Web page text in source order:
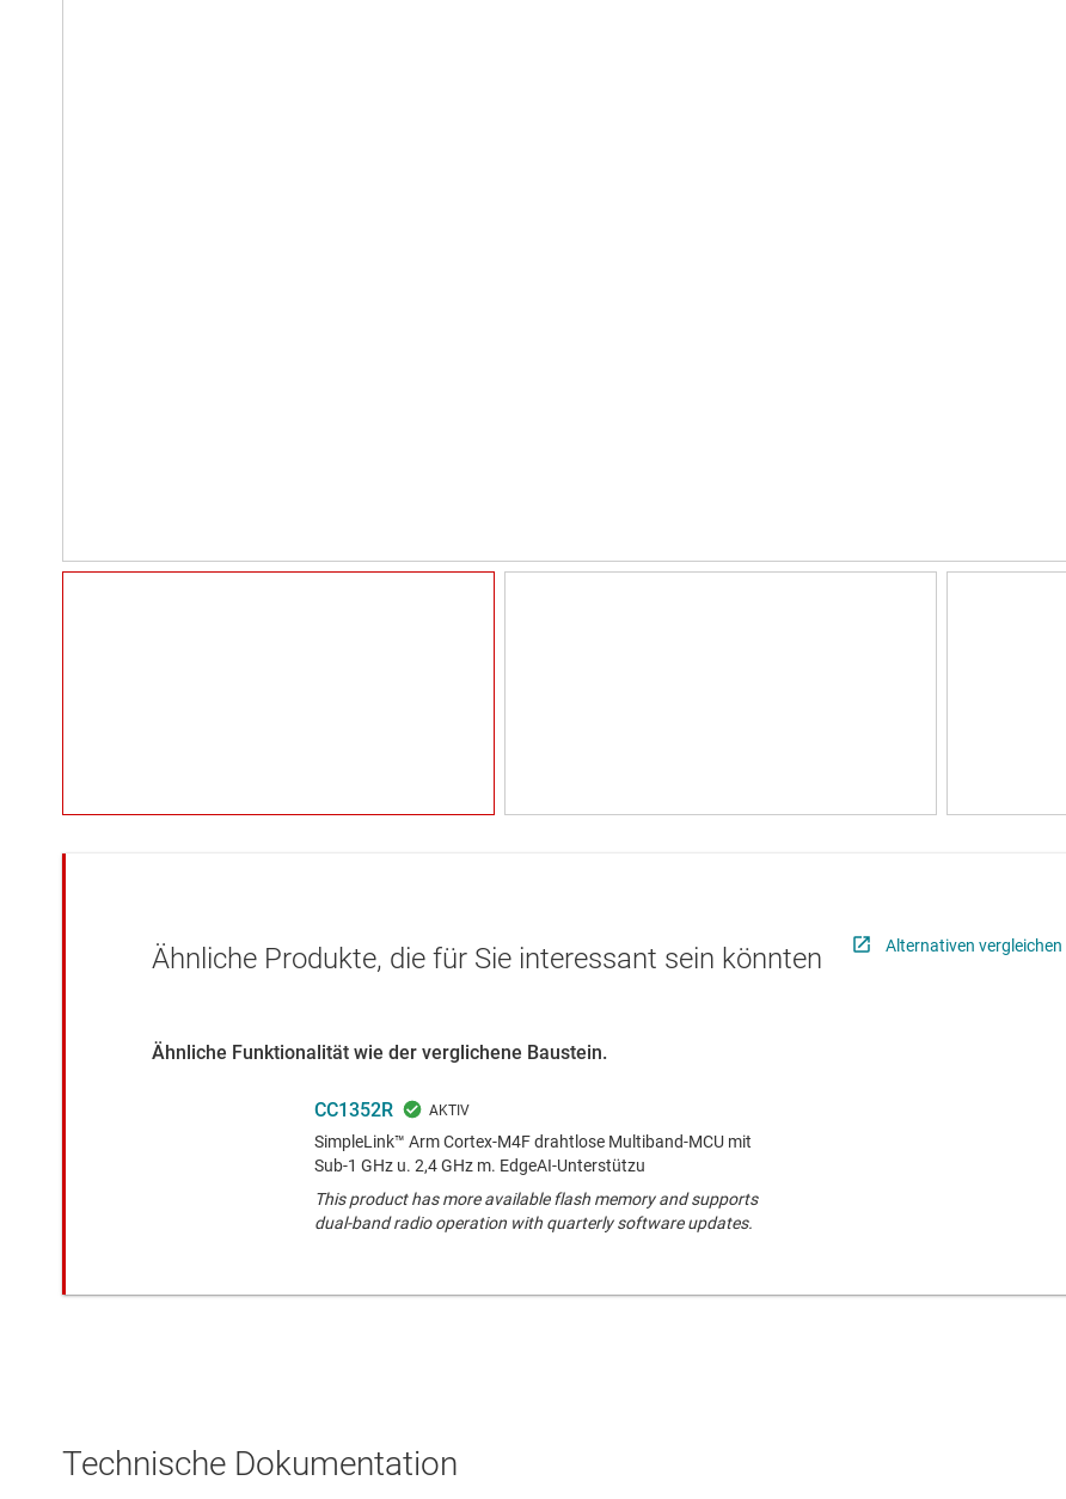
Ähnliche Produkte, die für Sie interessant sein könnten Alternativen vergleichen
Ähnliche Funktionalität wie der verglichene Baustein.
CC1352R
SimpleLink™ Arm Cortex-M4F drahtlose Multiband-MCU mit
Sub-1 GHz u. 2,4 GHz m. EdgeAI-Unterstützu
This product has more available flash memory and supports
dual-band radio operation with quarterly software updates.
Technische Dokumentation